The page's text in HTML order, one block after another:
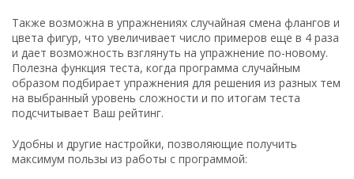
Также возможна в упражнениях случайная смена флангов и
цвета фигур, что увеличивает число примеров еще в 4 раза
и дает возможность взглянуть на упражнение по-новому.
Полезна функция теста, когда программа случайным
образом подбирает упражнения для решения из разных тем
на выбранный уровень сложности и по итогам теста
подсчитывает Ваш рейтинг.
Удобны и другие настройки, позволяющие получить
максимум пользы из работы с программой: